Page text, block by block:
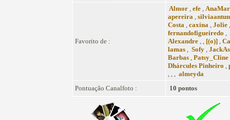
Favorito de :
Almor , efe ,
apereira ,
Costa , caxina , Jolie
fernandofigueiredo ,
Alexandre , , [(o)] ,
lamas , Sofy ,
Barbas , Patsy_Cline
Dhárcules Pinheiro ,
, , , almeyda
Pontuação Canalfoto :
10 pontos